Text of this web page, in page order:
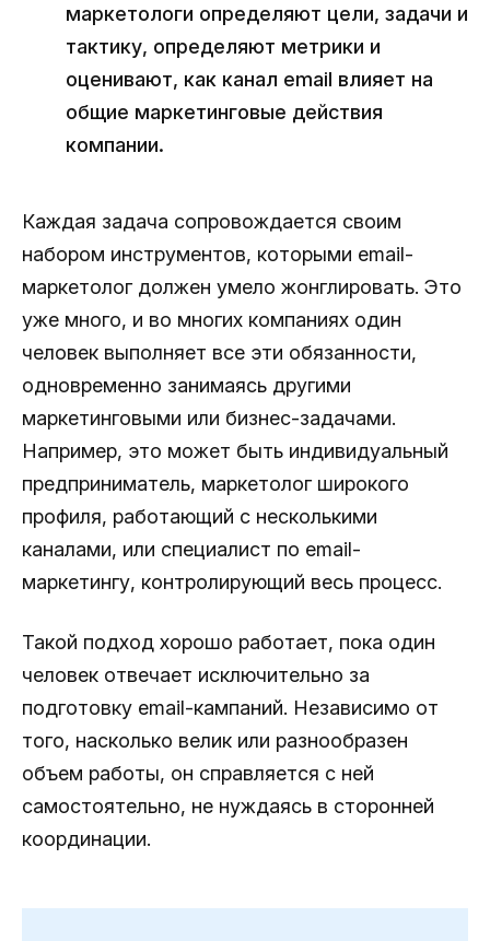
маркетологи определяют цели, задачи и
тактику, определяют метрики и
оценивают, как канал email влияет на
общие маркетинговые действия
компании.
Каждая задача сопровождается своим
набором инструментов, которыми email-
маркетолог должен умело жонглировать. Это
уже много, и во многих компаниях один
человек выполняет все эти обязанности,
одновременно занимаясь другими
маркетинговыми или бизнес-задачами.
Например, это может быть индивидуальный
предприниматель, маркетолог широкого
профиля, работающий с несколькими
каналами, или специалист по email-
маркетингу, контролирующий весь процесс.
Такой подход хорошо работает, пока один
человек отвечает исключительно за
подготовку email-кампаний. Независимо от
того, насколько велик или разнообразен
объем работы, он справляется с ней
самостоятельно, не нуждаясь в сторонней
координации.